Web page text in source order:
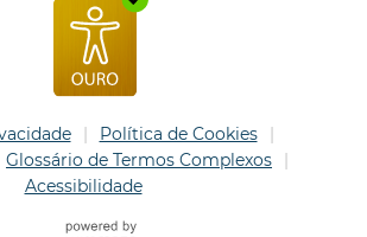
Política de Cookies
Glossário de Termos Complexos
Acessibilidade